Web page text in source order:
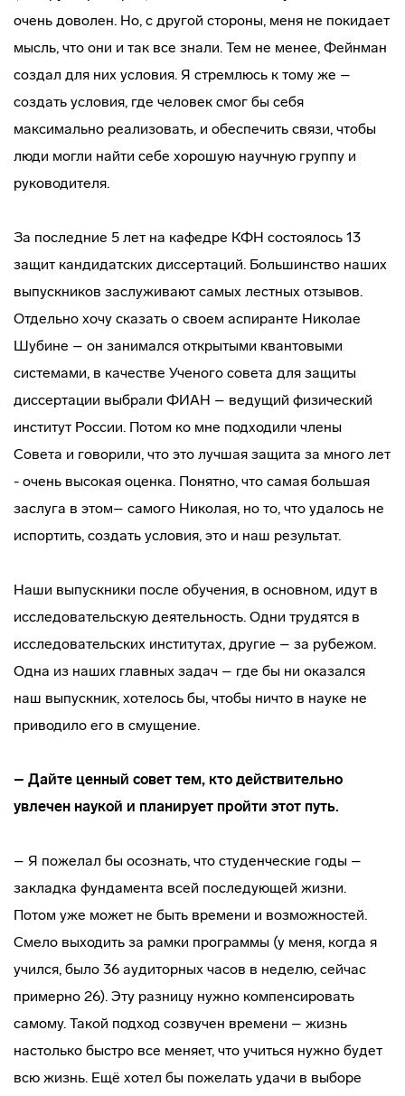
очень доволен. Но, с другой стороны, меня не покидает
мысль, что они и так все знали. Тем не менее, Фейнман
создал для них условия. Я стремлюсь к тому же –
создать условия, где человек смог бы себя
максимально реализовать, и обеспечить связи, чтобы
люди могли найти себе хорошую научную группу и
руководителя.
За последние 5 лет на кафедре КФН состоялось 13
защит кандидатских диссертаций. Большинство наших
выпускников заслуживают самых лестных отзывов.
Отдельно хочу сказать о своем аспиранте Николае
Шубине – он занимался открытыми квантовыми
системами, в качестве Ученого совета для защиты
диссертации выбрали ФИАН – ведущий физический
институт России. Потом ко мне подходили члены
Совета и говорили, что это лучшая защита за много лет
- очень высокая оценка. Понятно, что самая большая
заслуга в этом– самого Николая, но то, что удалось не
испортить, создать условия, это и наш результат.
Наши выпускники после обучения, в основном, идут в
исследовательскую деятельность. Одни трудятся в
исследовательских институтах, другие – за рубежом.
Одна из наших главных задач – где бы ни оказался
наш выпускник, хотелось бы, чтобы ничто в науке не
приводило его в смущение.
– Дайте ценный совет тем, кто действительно
увлечен наукой и планирует пройти этот путь.
– Я пожелал бы осознать, что студенческие годы –
закладка фундамента всей последующей жизни.
Потом уже может не быть времени и возможностей.
Смело выходить за рамки программы (у меня, когда я
учился, было 36 аудиторных часов в неделю, сейчас
примерно 26). Эту разницу нужно компенсировать
самому. Такой подход созвучен времени – жизнь
настолько быстро все меняет, что учиться нужно будет
всю жизнь. Ещё хотел бы пожелать удачи в выборе